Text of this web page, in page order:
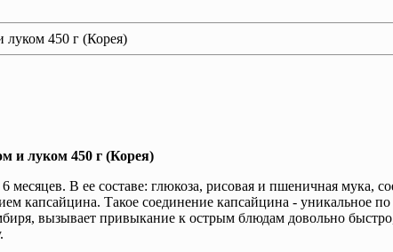
луком 450 г (Корея)
и луком 450 г (Корея)
месяцев. В ее составе: глюкоза, рисовая и пшеничная мука,
капсайцина. Такое соединение капсайцина - уникальное
вызывает привыкание к острым блюдам довольно